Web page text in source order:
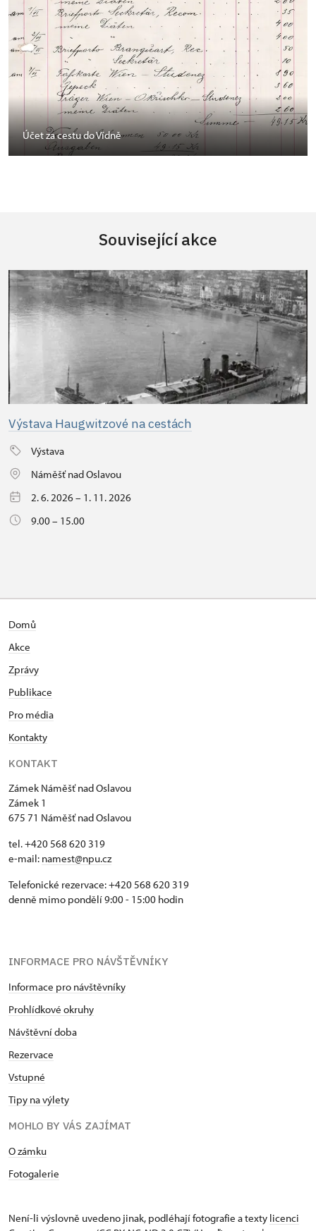
Účet za cestu do Vídně
Související akce
Výstava Haugwitzové na cestách
Výstava
Náměšť nad Oslavou
2. 6. 2026 – 1. 11. 2026
9.00 – 15.00
Domů
Akce
Zprávy
Publikace
Pro média
Kontakty
KONTAKT
Zámek Náměšť nad Oslavou
Zámek 1
675 71 Náměšť nad Oslavou
tel. +420 568 620 319
e-mail: namest@npu.cz
Telefonické rezervace: +420 568 620 319
denně mimo pondělí 9:00 - 15:00 hodin
INFORMACE PRO NÁVŠTĚVNÍKY
Informace pro návštěvníky
Prohlídkové okruhy
Návštěvní doba
Rezervace
Vstupné
Tipy na výlety
MOHLO BY VÁS ZAJÍMAT
O zámku
Fotogalerie
Není-li výslovně uvedeno jinak, podléhají fotografie a texty licenci